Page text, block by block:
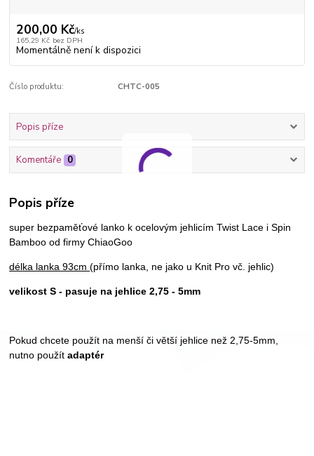
200,00 Kč/ks
165,29 Kč bez DPH
Momentálně není k dispozici
Číslo produktu: CHTC-005
Popis příze
Komentáře 0
Popis příze
super bezpaměťové lanko k ocelovým jehlicím Twist Lace i Spin
Bamboo od firmy ChiaoGoo
délka lanka 93cm(přímo lanka, ne jako u Knit Pro vč. jehlic)
velikost S - pasuje na jehlice 2,75 - 5mm
Pokud chcete použít na menší či větší jehlice než 2,75-5mm,
nutno použítadaptér